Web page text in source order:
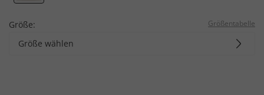
Größe: Größentabelle
Größe wählen